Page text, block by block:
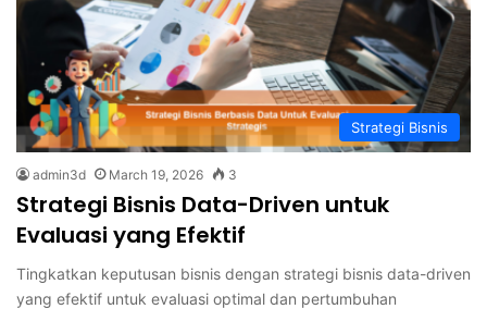
Strategi Bisnis
admin3d March 19, 2026 3
Strategi Bisnis Data-Driven untuk
Evaluasi yang Efektif
Tingkatkan keputusan bisnis dengan strategi bisnis data-driven
yang efektif untuk evaluasi optimal dan pertumbuhan